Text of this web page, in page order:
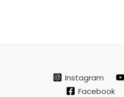
Instagram
Facebook